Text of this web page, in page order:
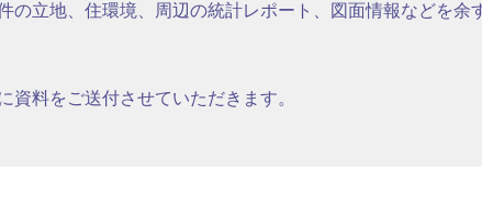
の立地、住環境、周辺の統計レポート、図面情報などを余
料をご送付させていただきます。